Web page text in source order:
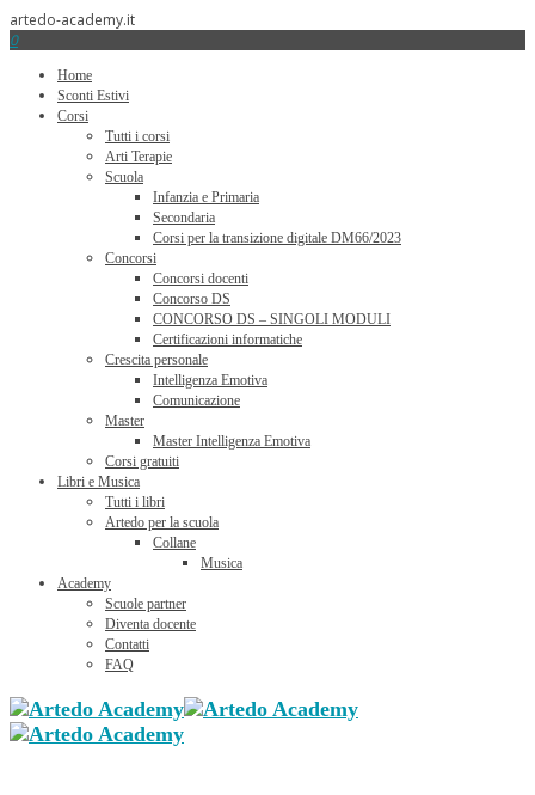
artedo-academy.it
0
Home
Sconti Estivi
Corsi
Tutti i corsi
Arti Terapie
Scuola
Infanzia e Primaria
Secondaria
Corsi per la transizione digitale DM66/2023
Concorsi
Concorsi docenti
Concorso DS
CONCORSO DS – SINGOLI MODULI
Certificazioni informatiche
Crescita personale
Intelligenza Emotiva
Comunicazione
Master
Master Intelligenza Emotiva
Corsi gratuiti
Libri e Musica
Tutti i libri
Artedo per la scuola
Collane
Musica
Academy
Scuole partner
Diventa docente
Contatti
FAQ